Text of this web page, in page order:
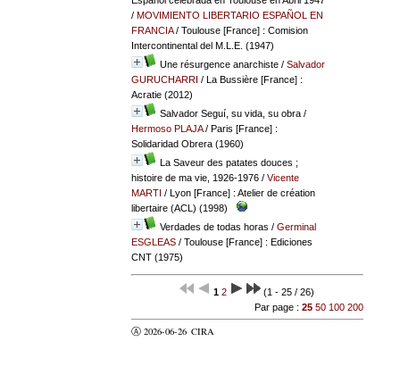
/ MOVIMIENTO LIBERTARIO ESPAÑOL EN
FRANCIA/ Toulouse [France] : Comision
Intercontinental del M.L.E. (1947)
Une résurgence anarchiste/ Salvador
GURUCHARRI / La Bussière [France] :
Acratie (2012)
Salvador Seguí, su vida, su obra/
Hermoso PLAJA/ Paris [France] :
Solidaridad Obrera (1960)
La Saveur des patates douces ;
histoire de ma vie, 1926-1976/ Vicente
MARTI / Lyon [France] : Atelier de création
libertaire (ACL) (1998)
Verdades de todas horas / Germinal
ESGLEAS/ Toulouse [France] : Ediciones
CNT (1975)
1 2
(1 - 25 / 26)
Par page : 25 50 100 200
Ⓐ 2026-06-26 CIRA